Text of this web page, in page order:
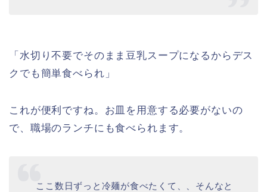
「水切り不要でそのまま豆乳スープになるからデス
クでも簡単食べられ」
これが便利ですね。お皿を用意する必要がないの
で、職場のランチにも食べられます。
ここ数日ずっと冷麺が食べたくて、、そんなと